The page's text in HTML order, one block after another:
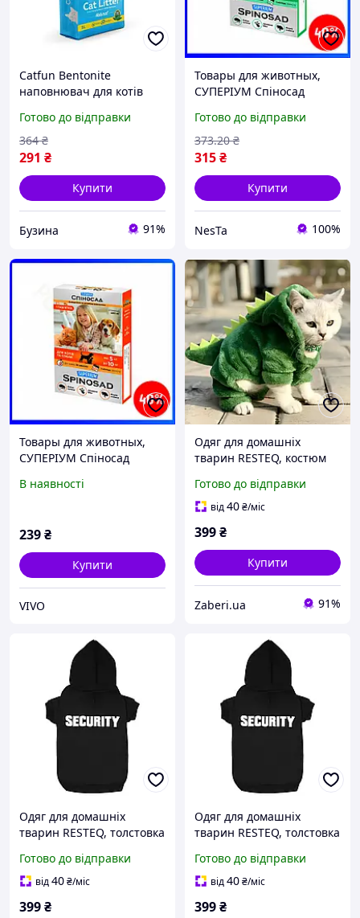
Catfun Bentonite
наповнювач для котів
натуральний
Готово до відправки
291 ₴
364 ₴
Купити
Бузина 91%
Товары для животных,
СУПЕРІУМ Спіносад
собак від 10 до 20 кг
Готово до відправки
315₴
373.20 ₴
Купити
NesTa 100%
Товары для животных,
СУПЕРІУМ Спіносад
собак від 5 до 10 кг
В наявності
239₴
Купити
VIVO
Одяг для домашніх
тварин RESTEQ, костюм
розмір L Товари для дому
Готово до відправки
від40₴/міс
399₴
Купити
Zaberi.ua 91%
Одяг для домашніх
тварин RESTEQ, толстовка
М Товари для дому
Готово до відправки
від40₴/міс
399₴
Одяг для домашніх
тварин RESTEQ, толстовка
собак, розмір L, колір
чорний Товари для дому
Готово до відправки
від40₴/міс
399₴